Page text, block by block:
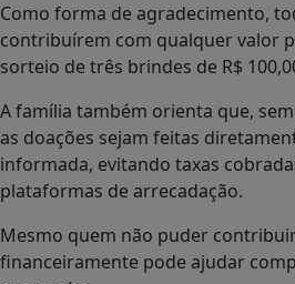
Como forma de agradecimento,
contribuírem com qualquer valor
sorteio de três brindes de R$
A família também orienta que,
as doações sejam feitas
informada, evitando taxas
plataformas de arrecadação.
Mesmo quem não puder
financeiramente pode ajudar